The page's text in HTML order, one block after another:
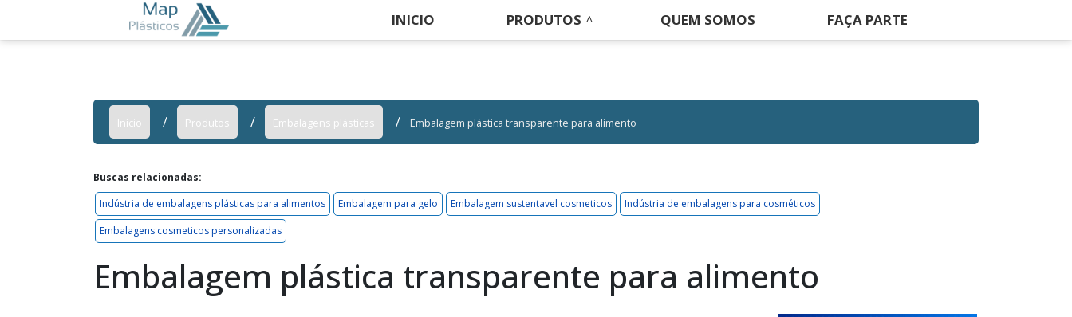
INICIO PRODUTOS QUEM SOMOS FAÇA PARTE
Início Produtos Embalagens plásticas Embalagem plástica transparente para alimento
Buscas relacionadas:
Indústria de embalagens plásticas para alimentos
Embalagem para gelo Embalagem sustentavel cosmeticos
Indústria de embalagens para cosméticos
Embalagens cosmeticos personalizadas
Embalagem plástica transparente para alimento